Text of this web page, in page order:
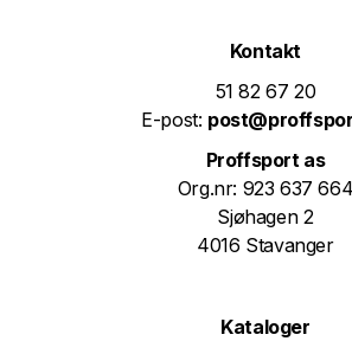
Kontakt
51 82 67 20
E-post:
Proffsport as
Org.nr: 923 637 664
Sjøhagen 2
4016 Stavanger
Kataloger